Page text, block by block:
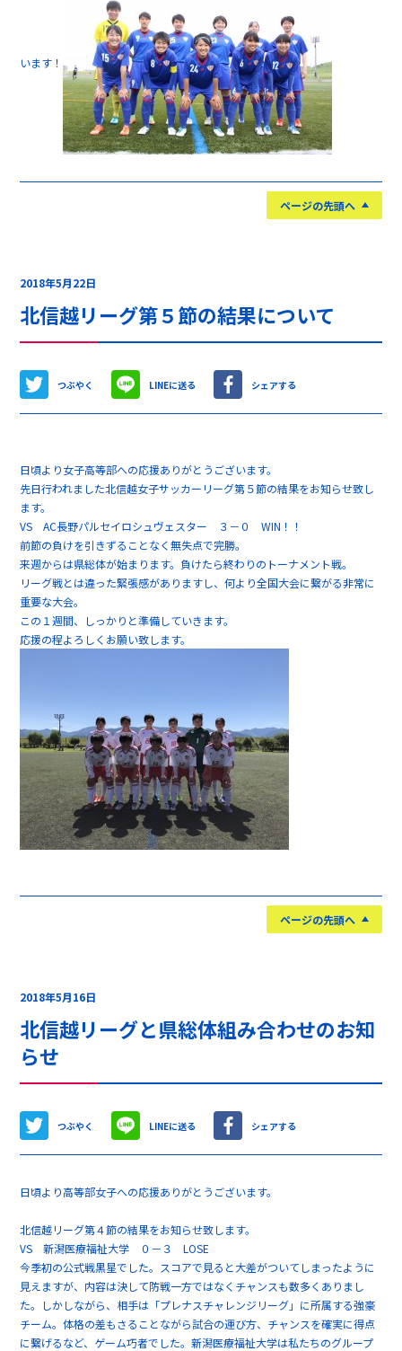
います！
ページの先頭へ
2018年5月22日
北信越リーグ第５節の結果について
つぶやく LINEに送る シェアする
日頃より女子高等部への応援ありがとうございます。
先日行われました北信越女子サッカーリーグ第５節の結果をお知らせ致し
ます。
VS AC長野パルセイロシュヴェスター ３－０ WIN！！
前節の負けを引きずることなく無失点で完勝。
来週からは県総体が始まります。負けたら終わりのトーナメント戦。
リーグ戦とは違った緊張感がありますし、何より全国大会に繋がる非常に
重要な大会。
この１週間、しっかりと準備していきます。
応援の程よろしくお願い致します。
ページの先頭へ
2018年5月16日
北信越リーグと県総体組み合わせのお知
らせ
つぶやく LINEに送る シェアする
日頃より高等部女子への応援ありがとうございます。
北信越リーグ第４節の結果をお知らせ致します。
VS 新潟医療福祉大学 ０－３ LOSE
今季初の公式戦黒星でした。スコアで見ると大差がついてしまったように
見えますが、内容は決して防戦一方ではなくチャンスも数多くありまし
た。しかしながら、相手は「プレナスチャレンジリーグ」に所属する強豪
チーム。体格の差もさることながら試合の運び方、チャンスを確実に得点
に繋げるなど、ゲーム巧者でした。新潟医療福祉大学は私たちのグループ